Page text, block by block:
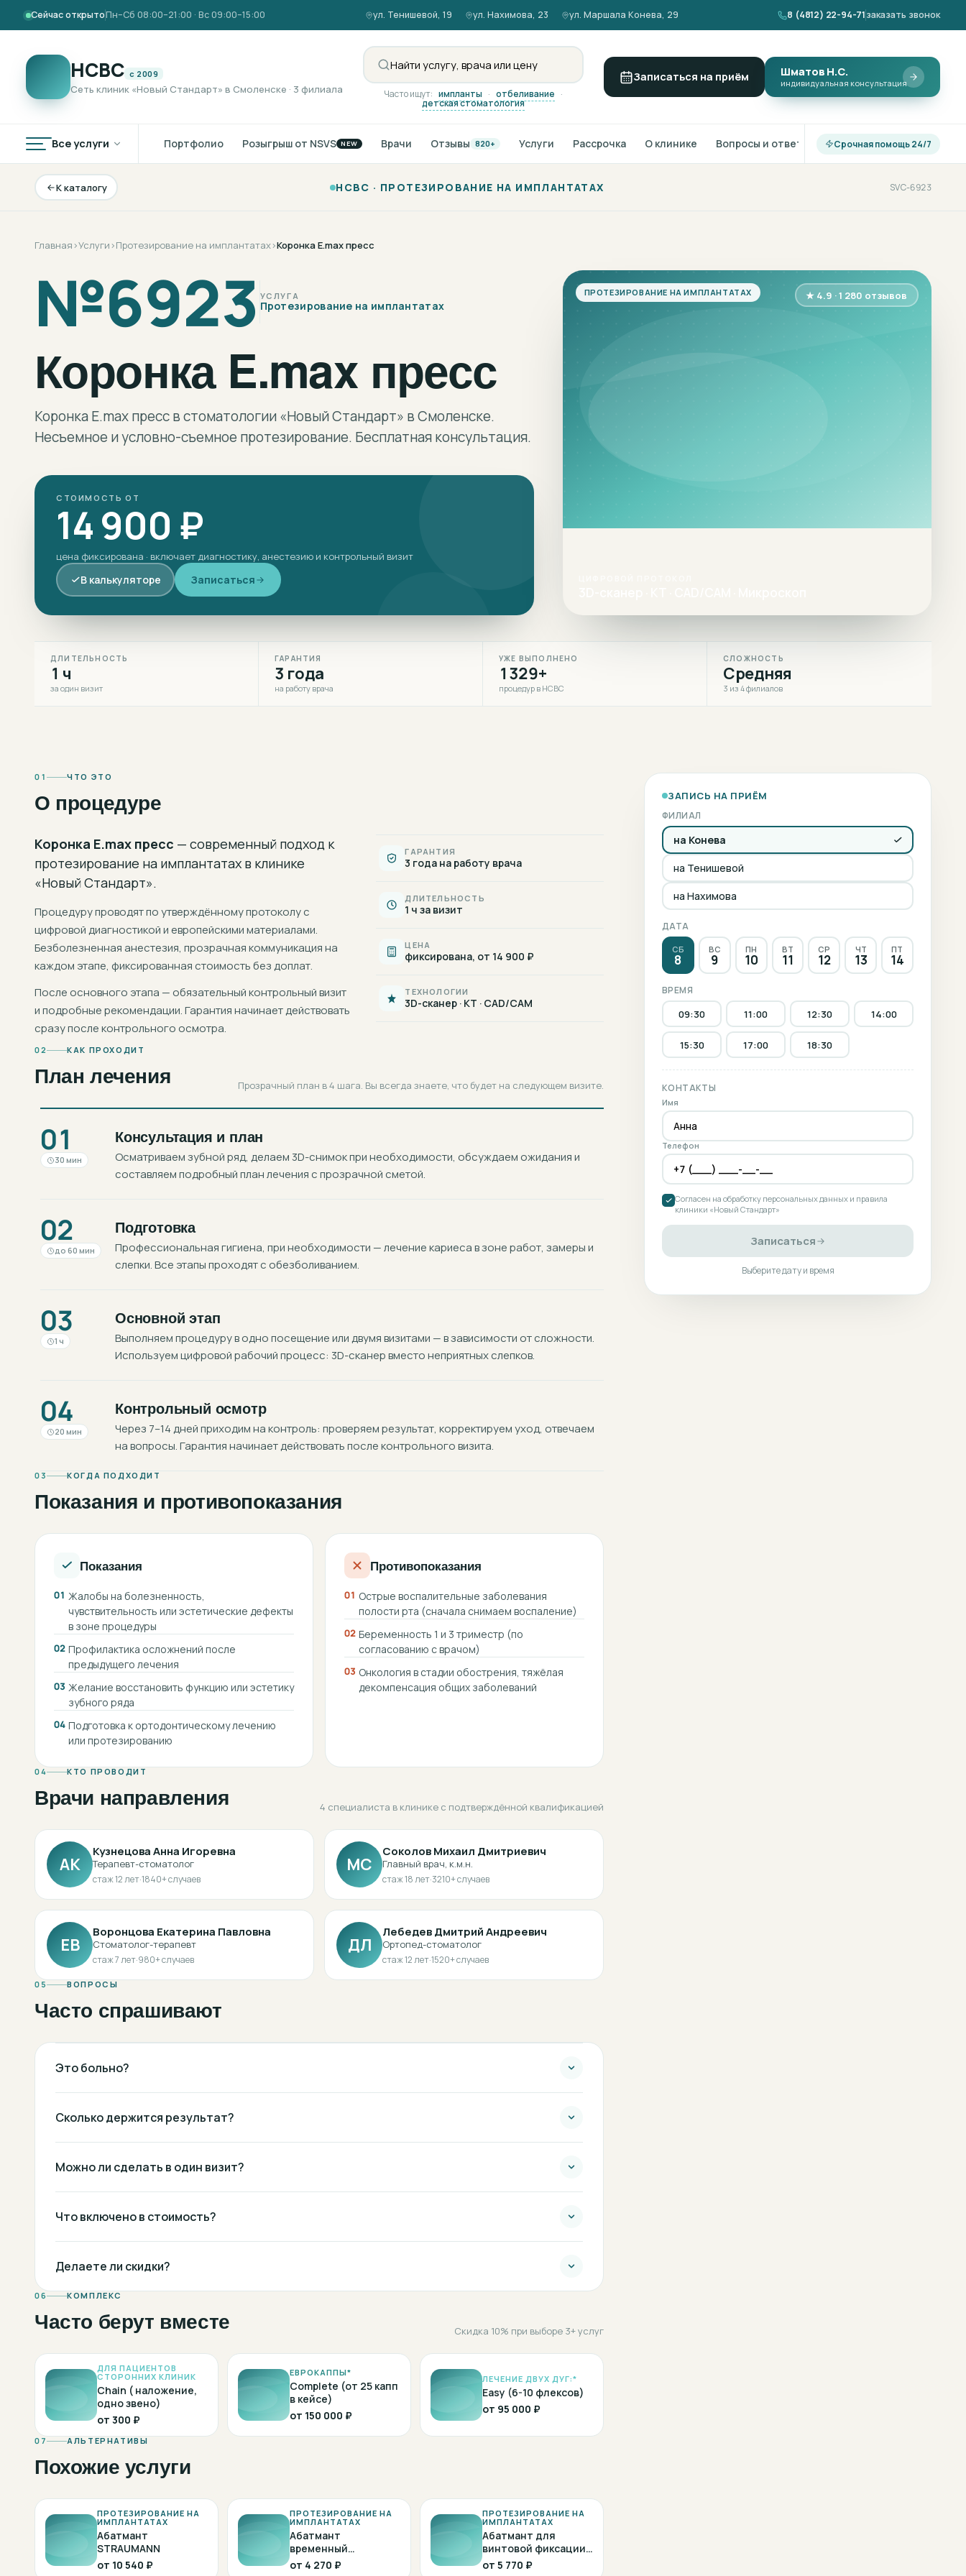
Сейчас открытоПн–Сб 08:00–21:00 · Вс 09:00–15:00 ул. Тенишевой, 19 ул. Нахимова, 23 ул. Маршала Конева, 29 8 (4812) 22-94-71заказать звонок
НСВС с 2009
Сеть клиник «Новый Стандарт» в Смоленске · 3 филиала Часто ищут: импланты · отбеливание ·
детская стоматология
Записаться на приём Шматов Н.С.
индивидуальная консультация
Все услуги Портфолио Розыгрыш от NSVS NEW Врачи Отзывы 820+ Услуги Рассрочка О клинике Вопросы и ответы Срочная помощь 24/7
К каталогу НСВС · ПРОТЕЗИРОВАНИЕ НА ИМПЛАНТАТАХ SVC-6923
Главная›Услуги›Протезирование на имплантатах›Коронка E.max пресс
№6923 УСЛУГА
Протезирование на имплантатах
Коронка E.max пресс
Коронка E.max пресс в стоматологии «Новый Стандарт» в Смоленске.
Несъемное и условно-съемное протезирование. Бесплатная консультация.
СТОИМОСТЬ ОТ
14 900 ₽
цена фиксирована · включает диагностику, анестезию и контрольный визит
В калькуляторе Записаться
ПРОТЕЗИРОВАНИЕ НА ИМПЛАНТАТАХ ★ 4.9 · 1 280 отзывов
ДЛИТЕЛЬНОСТЬ
1 ч
за один визит
ГАРАНТИЯ
3 года
на работу врача
УЖЕ ВЫПОЛНЕНО
1329+
процедур в НСВС
СЛОЖНОСТЬ
Средняя
3 из 4 филиалов
01 ЧТО ЭТО
О процедуре
Коронка E.max пресс — современный подход к
протезирование на имплантатах в клинике
«Новый Стандарт».
Процедуру проводят по утверждённому протоколу с
цифровой диагностикой и европейскими материалами.
Безболезненная анестезия, прозрачная коммуникация на
каждом этапе, фиксированная стоимость без доплат.
После основного этапа — обязательный контрольный визит
и подробные рекомендации. Гарантия начинает действовать
сразу после контрольного осмотра.
ГАРАНТИЯ
3 года на работу врача
ДЛИТЕЛЬНОСТЬ
1 ч за визит
ЦЕНА
фиксирована, от 14 900 ₽
ТЕХНОЛОГИИ
3D-сканер · КТ · CAD/CAM
02 КАК ПРОХОДИТ
План лечения Прозрачный план в 4 шага. Вы всегда знаете, что будет на следующем визите.
01
30 мин
Консультация и план
Осматриваем зубной ряд, делаем 3D-снимок при необходимости, обсуждаем ожидания и
составляем подробный план лечения с прозрачной сметой.
02
до 60 мин
Подготовка
Профессиональная гигиена, при необходимости — лечение кариеса в зоне работ, замеры и
слепки. Все этапы проходят с обезболиванием.
03
1 ч
Основной этап
Выполняем процедуру в одно посещение или двумя визитами — в зависимости от сложности.
Используем цифровой рабочий процесс: 3D-сканер вместо неприятных слепков.
04
20 мин
Контрольный осмотр
Через 7–14 дней приходим на контроль: проверяем результат, корректируем уход, отвечаем
на вопросы. Гарантия начинает действовать после контрольного визита.
03 КОГДА ПОДХОДИТ
Показания и противопоказания
Показания
01 Жалобы на болезненность,
чувствительность или эстетические дефекты
в зоне процедуры
02 Профилактика осложнений после
предыдущего лечения
03 Желание восстановить функцию или эстетику
зубного ряда
04 Подготовка к ортодонтическому лечению
или протезированию
Противопоказания
01 Острые воспалительные заболевания
полости рта (сначала снимаем воспаление)
02 Беременность 1 и 3 триместр (по
согласованию с врачом)
03 Онкология в стадии обострения, тяжёлая
декомпенсация общих заболеваний
04 КТО ПРОВОДИТ
Врачи направления 4 специалиста в клинике с подтверждённой квалификацией
АК
Кузнецова Анна Игоревна
Терапевт-стоматолог
стаж12лет·1840+ случаев
МС
Соколов Михаил Дмитриевич
Главный врач, к.м.н.
стаж18лет·3210+ случаев
ЕВ
Воронцова Екатерина Павловна
Стоматолог-терапевт
стаж7лет·980+ случаев
ДЛ
Лебедев Дмитрий Андреевич
Ортопед-стоматолог
стаж12лет·1520+ случаев
05 ВОПРОСЫ
Часто спрашивают
Это больно?
Сколько держится результат?
Можно ли сделать в один визит?
Что включено в стоимость?
Делаете ли скидки?
06 КОМПЛЕКС
Часто берут вместе Скидка 10% при выборе 3+ услуг
ДЛЯ ПАЦИЕНТОВ
СТОРОННИХ КЛИНИК
Chain ( наложение,
одно звено)
от 300 ₽
ЕВРОКАППЫ*
Complete (от 25 капп
в кейсе)
от 150 000 ₽
ЛЕЧЕНИЕ ДВУХ ДУГ:*
Easy (6-10 флексов)
от 95 000 ₽
07 АЛЬТЕРНАТИВЫ
Похожие услуги
ПРОТЕЗИРОВАНИЕ НА
ИМПЛАНТАТАХ
Абатмант
STRAUMANN
от 10 540 ₽
ПРОТЕЗИРОВАНИЕ НА
ИМПЛАНТАТАХ
Абатмант
временный
STRAUMANN
от 4 270 ₽
ПРОТЕЗИРОВАНИЕ НА
ИМПЛАНТАТАХ
Абатмант для
винтовой фиксации
STRAUMANN
от 5 770 ₽
ЗАПИСЬ НА ПРИЁМ
ФИЛИАЛ
на Конева
на Тенишевой
на Нахимова
ДАТА
СБ
8
ВС
9
ПН
10
ВТ
11
СР
12
ЧТ
13
ПТ
14
ВРЕМЯ
09:30 11:00 12:30 14:00
15:30 17:00 18:30
КОНТАКТЫ
Имя
Телефон
Согласен на обработку персональных данных и правила
клиники «Новый Стандарт»
Записаться
Выберите дату и время